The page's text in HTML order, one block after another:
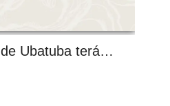
Ubatuba terá…